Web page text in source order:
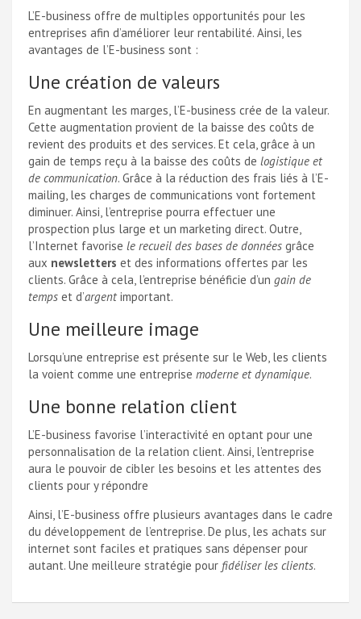
L’E-business offre de multiples opportunités pour les
entreprises afin d’améliorer leur rentabilité. Ainsi, les
avantages de l’E-business sont :
Une création de valeurs
En augmentant les marges, l’E-business crée de la valeur.
Cette augmentation provient de la baisse des coûts de
revient des produits et des services. Et cela, grâce à un
gain de temps reçu à la baisse des coûts de logistique et
de communication. Grâce à la réduction des frais liés à l’E-
mailing, les charges de communications vont fortement
diminuer. Ainsi, l’entreprise pourra effectuer une
prospection plus large et un marketing direct. Outre,
l’Internet favorise le recueil des bases de données grâce
aux newsletters et des informations offertes par les
clients. Grâce à cela, l’entreprise bénéficie d’un gain de
temps et d’argentimportant.
Une meilleure image
Lorsqu’une entreprise est présente sur le Web, les clients
la voient comme une entreprise moderne et dynamique.
Une bonne relation client
L’E-business favorise l’interactivité en optant pour une
personnalisation de la relation client. Ainsi, l’entreprise
aura le pouvoir de cibler les besoins et les attentes des
clients pour y répondre
Ainsi, l’E-business offre plusieurs avantages dans le cadre
du développement de l’entreprise. De plus, les achats sur
internet sont faciles et pratiques sans dépenser pour
autant. Une meilleure stratégie pour fidéliser les clients.